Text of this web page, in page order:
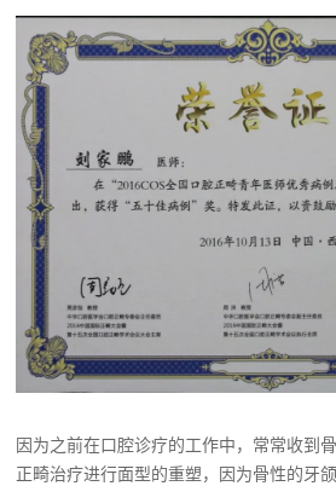
因为之前在口腔诊疗的工作中，常常收到
正畸治疗进行面型的重塑，因为骨性的牙